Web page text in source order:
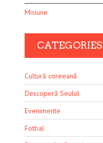
Misiune
CATEGORIES
Cultură coreeană
Descoperă Seulul
Evenimente
Fotbal